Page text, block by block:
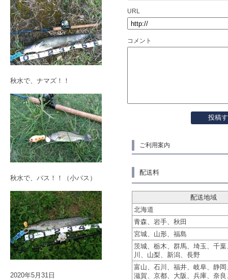
URL
コメント
ご利用案内
配送料
配送地域
北海道
青森、岩手、秋田
宮城、山形、福島
茨城、栃木、群馬、埼玉、千
川、山梨、新潟、長野
富山、石川、福井、岐阜、静
滋賀、京都、大阪、兵庫、奈
秋水で、ナマズ！！
秋水で、バス！！（小バス）
2020年5月31日